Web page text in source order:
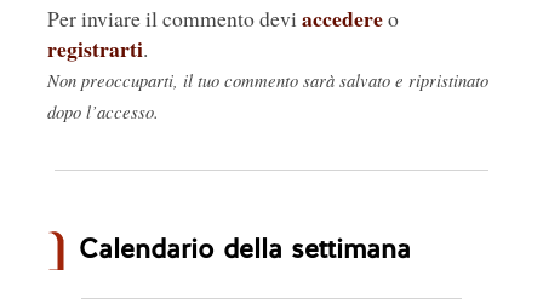
Per inviare il commento devi accedereo
registrarti.
Non preoccuparti, il tuo commento sarà salvato e ripristinato
dopo l’accesso.
Calendario della settimana